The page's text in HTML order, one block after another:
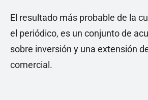
El resultado más probable de la
el periódico, es un conjunto de
sobre inversión y una extensión
comercial.